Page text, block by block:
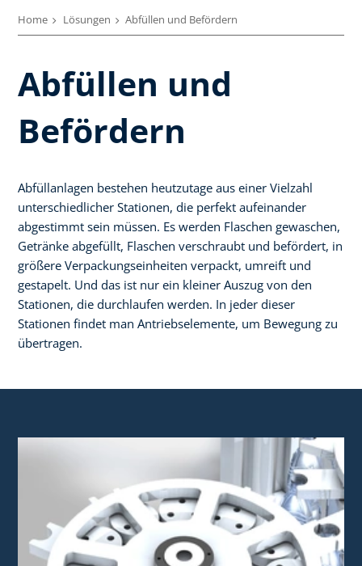
Home Lösungen Abfüllen und Befördern
Abfüllen und
Befördern
Abfüllanlagen bestehen heutzutage aus einer Vielzahl
unterschiedlicher Stationen, die perfekt aufeinander
abgestimmt sein müssen. Es werden Flaschen gewaschen,
Getränke abgefüllt, Flaschen verschraubt und befördert, in
größere Verpackungseinheiten verpackt, umreift und
gestapelt. Und das ist nur ein kleiner Auszug von den
Stationen, die durchlaufen werden. In jeder dieser
Stationen findet man Antriebselemente, um Bewegung zu
übertragen.